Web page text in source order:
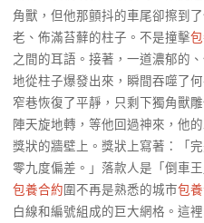
角獸，但他那顫抖的車尾卻擦到
老、佈滿苔蘚的柱子。不是撞擊
之間的耳語。接著，一道濃郁的
地從柱子爆發出來，瞬間吞噬了
窄巷恢復了平靜，只剩下獨角獸
陣天旋地轉，等他回過神來，他
獎狀的牆壁上。獎狀上寫著：「
零九度偏差。」落款人是「倒車
包養合約圍不再是熟悉的城市包
白線和編號組成的巨大網格。這